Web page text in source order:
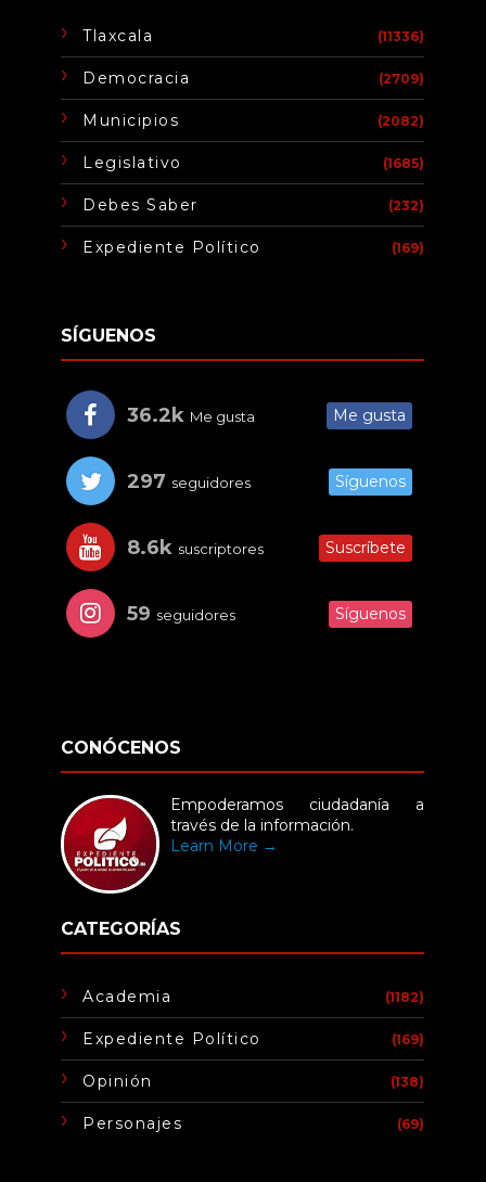
Tlaxcala (11336)
Democracia (2709)
Municipios (2082)
Legislativo (1685)
Debes Saber (232)
Expediente Político (169)
SÍGUENOS
36.2k Me gusta Me gusta
297 seguidores Síguenos
8.6k suscriptores Suscríbete
59 seguidores Síguenos
CONÓCENOS
Empoderamos ciudadanía a
través de la información.
Learn More →
CATEGORÍAS
Academia (1182)
Expediente Político (169)
Opinión (138)
Personajes (69)